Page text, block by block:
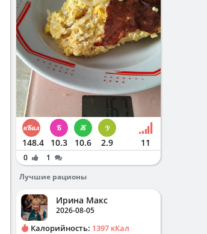
148.4 10.3 10.6 2.9 11
0
1
Лучшие рационы
Ирина Макс
2026-08-05
Калорийность: 1397 кКал